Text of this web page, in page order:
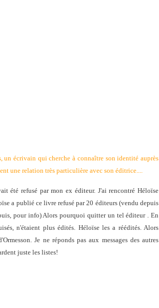
écrivain qui cherche à connaître son identité auprès
une relation très particulière avec son éditrice....
été refusé par mon ex éditeur. J'ai rencontré Héloïse
a publié ce livre refusé par 20 éditeurs (vendu depuis
pour info) Alors pourquoi quitter un tel éditeur . En
n'étaient plus édités. Héloïse les a réédités. Alors
Je ne réponds pas aux messages des autres
juste les listes!